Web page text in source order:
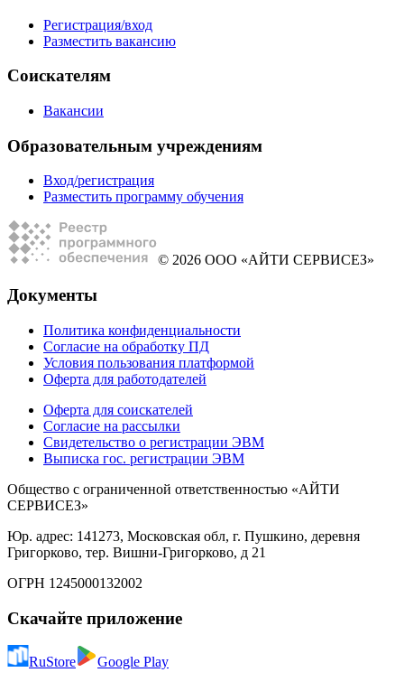
Регистрация/вход
Разместить вакансию
Соискателям
Вакансии
Образовательным учреждениям
Вход/регистрация
Разместить программу обучения
© 2026 ООО «АЙТИ СЕРВИСЕЗ»
Документы
Политика конфиденциальности
Согласие на обработку ПД
Условия пользования платформой
Оферта для работодателей
Оферта для соискателей
Согласие на рассылки
Свидетельство о регистрации ЭВМ
Выписка гос. регистрации ЭВМ
Общество с ограниченной ответственностью «АЙТИ
СЕРВИСЕЗ»
Юр. адрес: 141273, Московская обл, г. Пушкино, деревня
Григорково, тер. Вишни-Григорково, д 21
ОГРН 1245000132002
Скачайте приложение
RuStore Google Play